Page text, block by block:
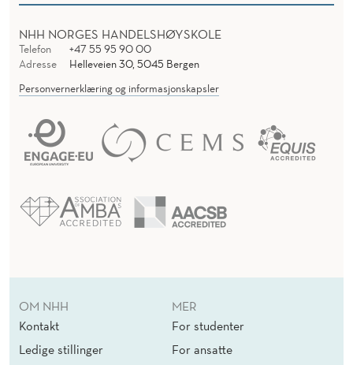
NHH NORGES HANDELSHØYSKOLE
Telefon
+47 55 95 90 00
Adresse
Helleveien 30, 5045 Bergen
Personvernerklæring og informasjonskapsler
OM NHH
Kontakt
Ledige stillinger
MER
For studenter
For ansatte